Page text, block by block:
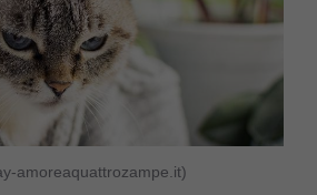
amoreaquattrozampe.it)